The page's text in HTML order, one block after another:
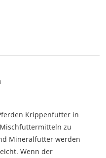
Krippenfutter in
zu
Mineralfutter werden
Wenn der